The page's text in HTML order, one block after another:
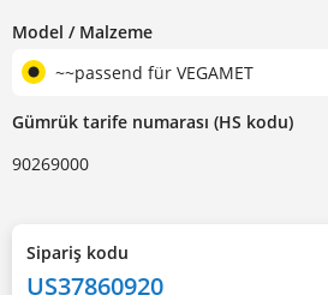
Model / Malzeme
~~passend für VEGAMET
Gümrük tarife numarası (HS kodu)
90269000
Sipariş kodu
US37860920